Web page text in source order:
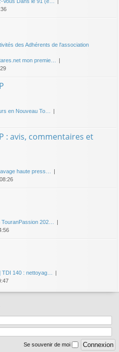
des Adhérents de l'association
mon premie…
en Nouveau To…
: avis, commentaires et
haute press…
TouranPassion 202…
TDI 140 : nettoyag…
Se souvenir de moi